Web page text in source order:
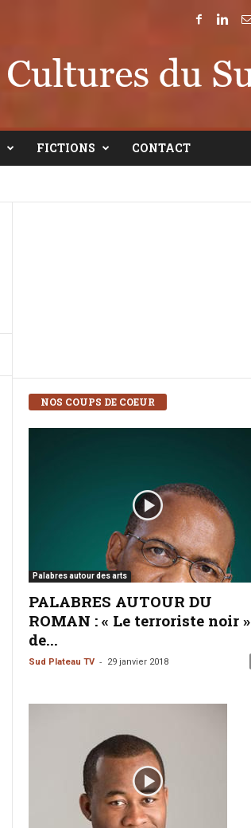
FICTIONS CONTACT
NOS COUPS DE COEUR
Palabres autour des arts
PALABRES AUTOUR DU
ROMAN : « Le terroriste noir »
de...
Sud Plateau TV - 29 janvier 2018